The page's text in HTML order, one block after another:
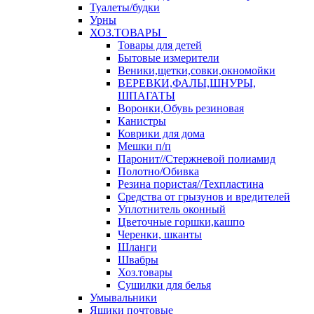
Туалеты/будки
Урны
ХОЗ.ТОВАРЫ
Товары для детей
Бытовые измерители
Веники,щетки,совки,окномойки
ВЕРЕВКИ,ФАЛЫ,ШНУРЫ,
ШПАГАТЫ
Воронки,Обувь резиновая
Канистры
Коврики для дома
Мешки п/п
Паронит//Стержневой полиамид
Полотно/Обивка
Резина пористая//Техпластина
Средства от грызунов и вредителей
Уплотнитель оконный
Цветочные горшки,кашпо
Черенки, шканты
Шланги
Швабры
Хоз.товары
Сушилки для белья
Умывальники
Ящики почтовые